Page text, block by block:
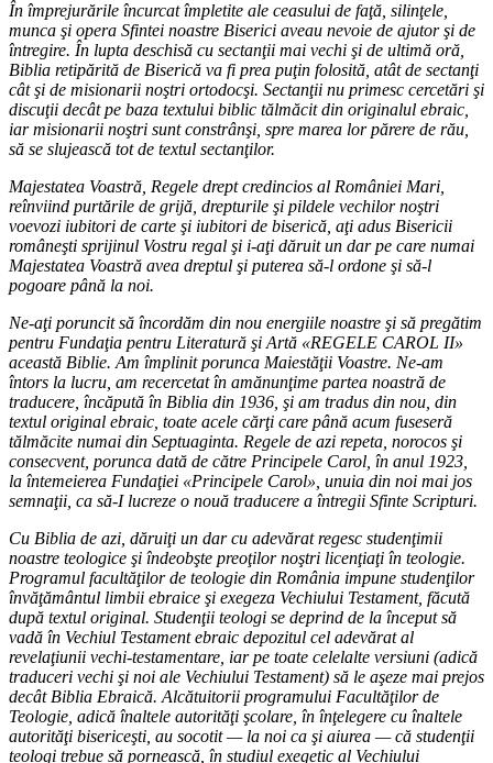
În împrejurările încurcat împletite ale ceasului de faţă, silinţele,
munca şi opera Sfintei noastre Biserici aveau nevoie de ajutor şi de
întregire. În lupta deschisă cu sectanţii mai vechi şi de ultimă oră,
Biblia retipărită de Biserică va fi prea puţin folosită, atât de sectanţi
cât şi de misionarii noştri ortodocşi. Sectanţii nu primesc cercetări şi
discuţii decât pe baza textului biblic tălmăcit din originalul ebraic,
iar misionarii noştri sunt constrânşi, spre marea lor părere de rău,
să se slujească tot de textul sectanţilor.
Majestatea Voastră, Regele drept credincios al României Mari,
reînviind purtările de grijă, drepturile şi pildele vechilor noştri
voevozi iubitori de carte şi iubitori de biserică, aţi adus Bisericii
româneşti sprijinul Vostru regal şi i-aţi dăruit un dar pe care numai
Majestatea Voastră avea dreptul şi puterea să-l ordone şi să-l
pogoare până la noi.
Ne-aţi poruncit să încordăm din nou energiile noastre şi să pregătim
pentru Fundaţia pentru Literatură şi Artă «REGELE CAROL II»
această Biblie. Am împlinit porunca Maiestăţii Voastre. Ne-am
întors la lucru, am recercetat în amănunţime partea noastră de
traducere, încăpută în Biblia din 1936, şi am tradus din nou, din
textul original ebraic, toate acele cărţi care până acum fuseseră
tălmăcite numai din Septuaginta. Regele de azi repeta, norocos şi
consecvent, porunca dată de către Principele Carol, în anul 1923,
la întemeierea Fundaţiei «Principele Carol», unuia din noi mai jos
semnaţii, ca să-I lucreze o nouă traducere a întregii Sfinte Scripturi.
Cu Biblia de azi, dăruiţi un dar cu adevărat regesc studenţimii
noastre teologice şi îndeobşte preoţilor noştri licenţiaţi în teologie.
Programul facultăţilor de teologie din România impune studenţilor
învăţământul limbii ebraice şi exegeza Vechiului Testament, făcută
după textul original. Studenţii teologi se deprind de la început să
vadă în Vechiul Testament ebraic depozitul cel adevărat al
revelaţiunii vechi-testamentare, iar pe toate celelalte versiuni (adică
traduceri vechi şi noi ale Vechiului Testament) să le aşeze mai prejos
decât Biblia Ebraică. Alcătuitorii programului Facultăţilor de
Teologie, adică înaltele autorităţi şcolare, în înţelegere cu înaltele
autorităţi bisericeşti, au socotit — la noi ca şi aiurea — că studenţii
teologi trebue să pornească, în studiul exegetic al Vechiului